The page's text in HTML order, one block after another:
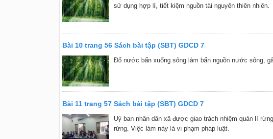
sử dụng hợp lí, tiết kiệm nguồn tài nguyên thiên nhiên.
Bài 10 trang 56 Sách bài tập (SBT) GDCD 7
Đổ nước bẩn xuống sông làm bẩn nguồn nước sông,
Bài 11 trang 57 Sách bài tập (SBT) GDCD 7
Uỷ ban nhân dân xã được giao trách nhiệm quản lí
rừng. Việc làm này là vi phạm pháp luật.